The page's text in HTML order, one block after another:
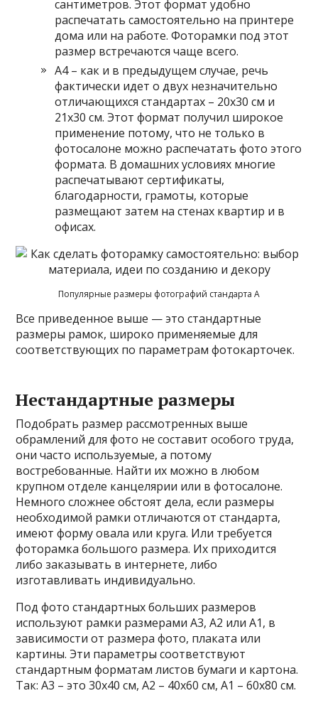
сантиметров. Этот формат удобно
распечатать самостоятельно на принтере
дома или на работе. Фоторамки под этот
размер встречаются чаще всего.
А4 – как и в предыдущем случае, речь
фактически идет о двух незначительно
отличающихся стандартах – 20х30 см и
21х30 см. Этот формат получил широкое
применение потому, что не только в
фотосалоне можно распечатать фото этого
формата. В домашних условиях многие
распечатывают сертификаты,
благодарности, грамоты, которые
размещают затем на стенах квартир и в
офисах.
Популярные размеры фотографий стандарта A
Все приведенное выше — это стандартные
размеры рамок, широко применяемые для
соответствующих по параметрам фотокарточек.
Нестандартные размеры
Подобрать размер рассмотренных выше
обрамлений для фото не составит особого труда,
они часто используемые, а потому
востребованные. Найти их можно в любом
крупном отделе канцелярии или в фотосалоне.
Немного сложнее обстоят дела, если размеры
необходимой рамки отличаются от стандарта,
имеют форму овала или круга. Или требуется
фоторамка большого размера. Их приходится
либо заказывать в интернете, либо
изготавливать индивидуально.
Под фото стандартных больших размеров
используют рамки размерами А3, А2 или А1, в
зависимости от размера фото, плаката или
картины. Эти параметры соответствуют
стандартным форматам листов бумаги и картона.
Так: А3 – это 30х40 см, А2 – 40х60 см, А1 – 60х80 см.